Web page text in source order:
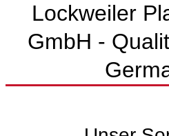
Lockweiler
GmbH -